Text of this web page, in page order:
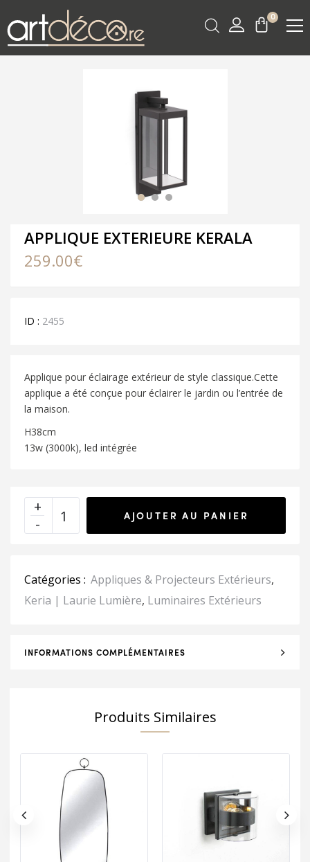
0
APPLIQUE EXTERIEURE KERALA
259.00€
ID : 2455
Applique pour éclairage extérieur de style classique.Cette
applique a été conçue pour éclairer le jardin ou l’entrée de
la maison.
H38cm
13w (3000k), led intégrée
AJOUTER AU PANIER
Catégories : Appliques & Projecteurs Extérieurs,
Keria | Laurie Lumière, Luminaires Extérieurs
INFORMATIONS COMPLÉMENTAIRES
Produits Similaires